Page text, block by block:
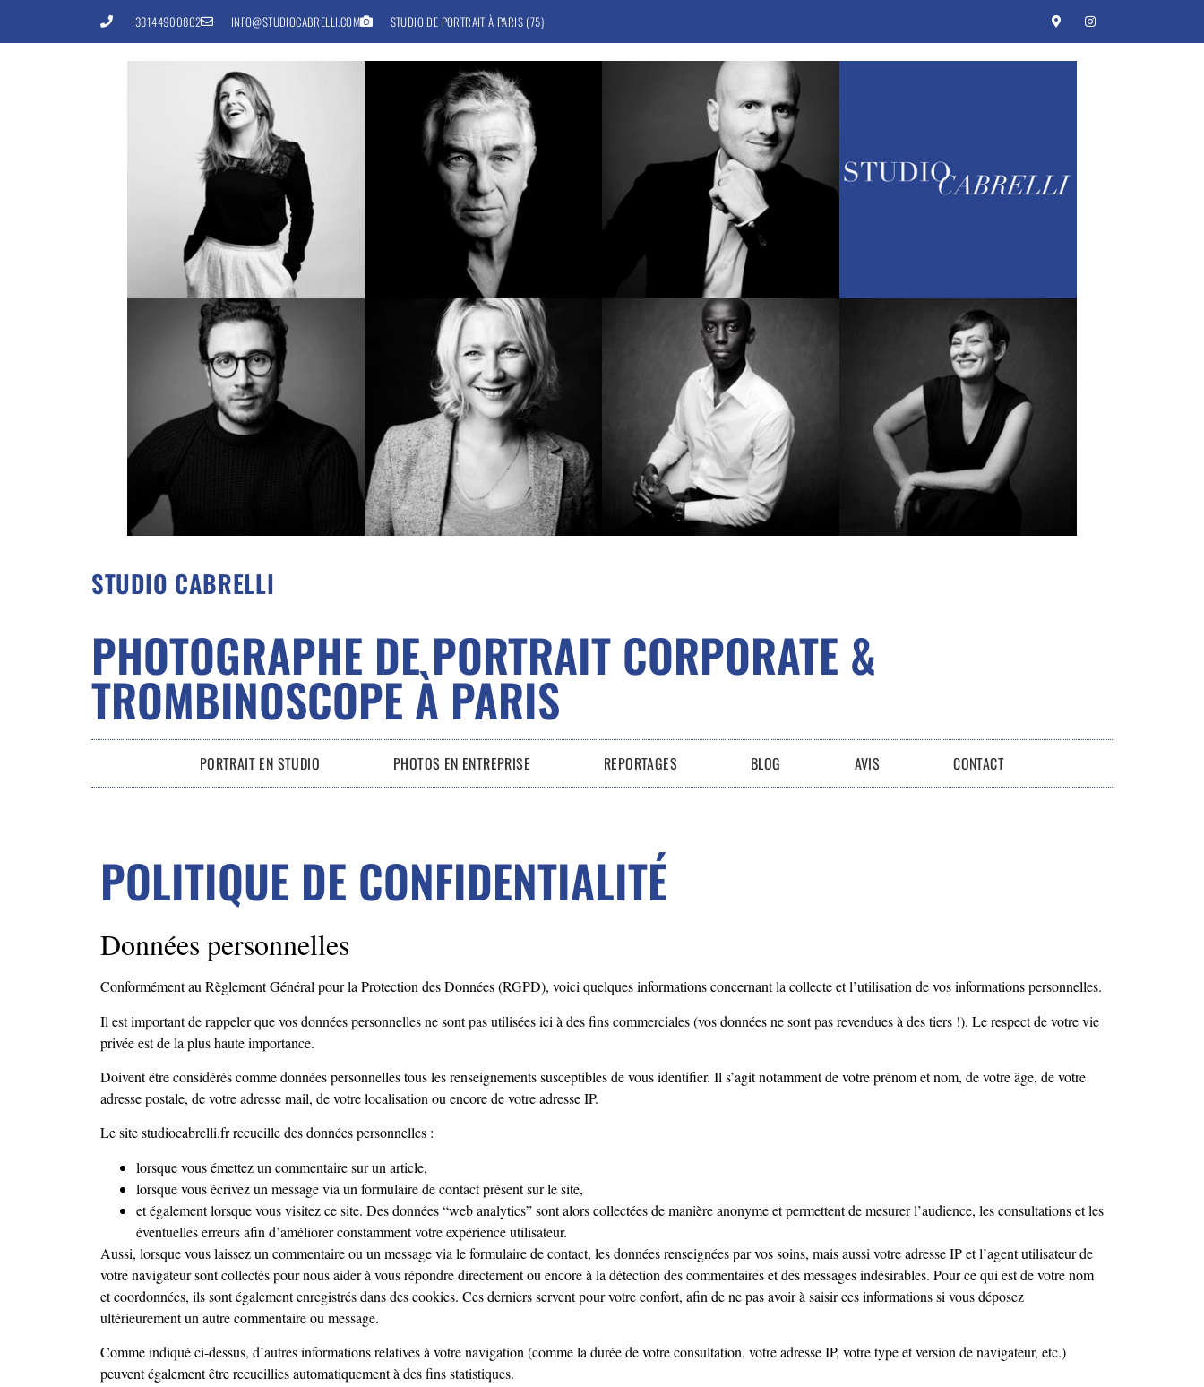
+33144900802 INFO@STUDIOCABRELLI.COM STUDIO DE PORTRAIT À PARIS (75)
STUDIO CABRELLI
PHOTOGRAPHE DE PORTRAIT CORPORATE &
TROMBINOSCOPE À PARIS
PORTRAIT EN STUDIO PHOTOS EN ENTREPRISE REPORTAGES BLOG AVIS CONTACT
POLITIQUE DE CONFIDENTIALITÉ
Données personnelles
Conformément au Règlement Général pour la Protection des Données (RGPD), voici quelques informations concernant la collecte et l’utilisation de vos informations personnelles.
Il est important de rappeler que vos données personnelles ne sont pas utilisées ici à des fins commerciales (vos données ne sont pas revendues à des tiers !). Le respect de votre vie
privée est de la plus haute importance.
Doivent être considérés comme données personnelles tous les renseignements susceptibles de vous identifier. Il s’agit notamment de votre prénom et nom, de votre âge, de votre
adresse postale, de votre adresse mail, de votre localisation ou encore de votre adresse IP.
Le site studiocabrelli.fr recueille des données personnelles :
lorsque vous émettez un commentaire sur un article,
lorsque vous écrivez un message via un formulaire de contact présent sur le site,
et également lorsque vous visitez ce site. Des données “web analytics” sont alors collectées de manière anonyme et permettent de mesurer l’audience, les consultations et les
éventuelles erreurs afin d’améliorer constamment votre expérience utilisateur.
Aussi, lorsque vous laissez un commentaire ou un message via le formulaire de contact, les données renseignées par vos soins, mais aussi votre adresse IP et l’agent utilisateur de
votre navigateur sont collectés pour nous aider à vous répondre directement ou encore à la détection des commentaires et des messages indésirables. Pour ce qui est de votre nom
et coordonnées, ils sont également enregistrés dans des cookies. Ces derniers servent pour votre confort, afin de ne pas avoir à saisir ces informations si vous déposez
ultérieurement un autre commentaire ou message.
Comme indiqué ci-dessus, d’autres informations relatives à votre navigation (comme la durée de votre consultation, votre adresse IP, votre type et version de navigateur, etc.)
peuvent également être recueillies automatiquement à des fins statistiques.